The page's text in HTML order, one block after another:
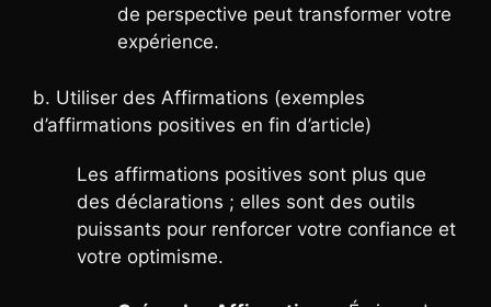
de perspective peut transformer votre
expérience.
b. Utiliser des Affirmations (exemples
d’affirmations positives en fin d’article)
Les affirmations positives sont plus que
des déclarations ; elles sont des outils
puissants pour renforcer votre confiance et
votre optimisme.